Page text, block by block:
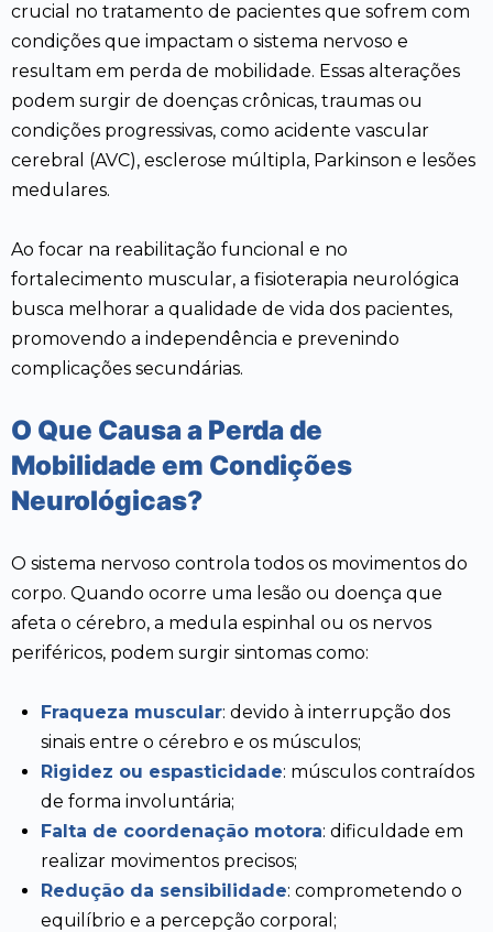
crucial no tratamento de pacientes que sofrem com
condições que impactam o sistema nervoso e
resultam em perda de mobilidade. Essas alterações
podem surgir de doenças crônicas, traumas ou
condições progressivas, como acidente vascular
cerebral (AVC), esclerose múltipla, Parkinson e lesões
medulares.
Ao focar na reabilitação funcional e no
fortalecimento muscular, a fisioterapia neurológica
busca melhorar a qualidade de vida dos pacientes,
promovendo a independência e prevenindo
complicações secundárias.
O Que Causa a Perda de
Mobilidade em Condições
Neurológicas?
O sistema nervoso controla todos os movimentos do
corpo. Quando ocorre uma lesão ou doença que
afeta o cérebro, a medula espinhal ou os nervos
periféricos, podem surgir sintomas como:
Fraqueza muscular: devido à interrupção dos
sinais entre o cérebro e os músculos;
Rigidez ou espasticidade: músculos contraídos
de forma involuntária;
Falta de coordenação motora: dificuldade em
realizar movimentos precisos;
Redução da sensibilidade: comprometendo o
equilíbrio e a percepção corporal;